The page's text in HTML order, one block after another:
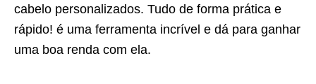
cabelo personalizados. Tudo de forma prática e
rápido! é uma ferramenta incrível e dá para ganhar
uma boa renda com ela.